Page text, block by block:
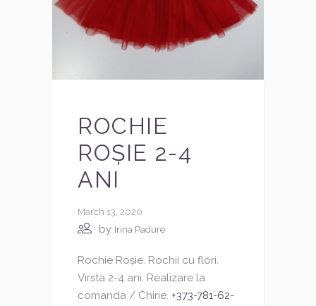
ROCHIE
ROȘIE 2-4
ANI
March 13, 2020
by Irina Padure
Rochie Roșie. Rochii cu flori.
Virsta 2-4 ani. Realizare la
comanda / Chirie. +373-781-62-